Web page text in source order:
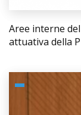
Aree interne
attuativa della